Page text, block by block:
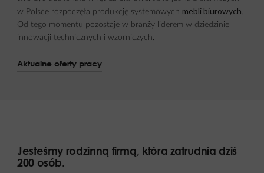
w Polsce rozpoczęła produkcję systemowych mebli biurowych.
Od tego momentu pozostaje w branży liderem w dziedzinie
innowacji technicznych i wzorniczych.
Aktualne oferty pracy
Jesteśmy rodzinną firmą, która zatrudnia dziś
200 osób.